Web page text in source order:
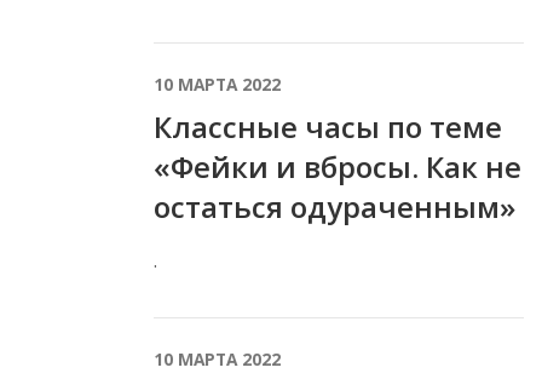
10 МАРТА 2022
Классные часы по теме
«Фейки и вбросы. Как не
остаться одураченным»
.
10 МАРТА 2022